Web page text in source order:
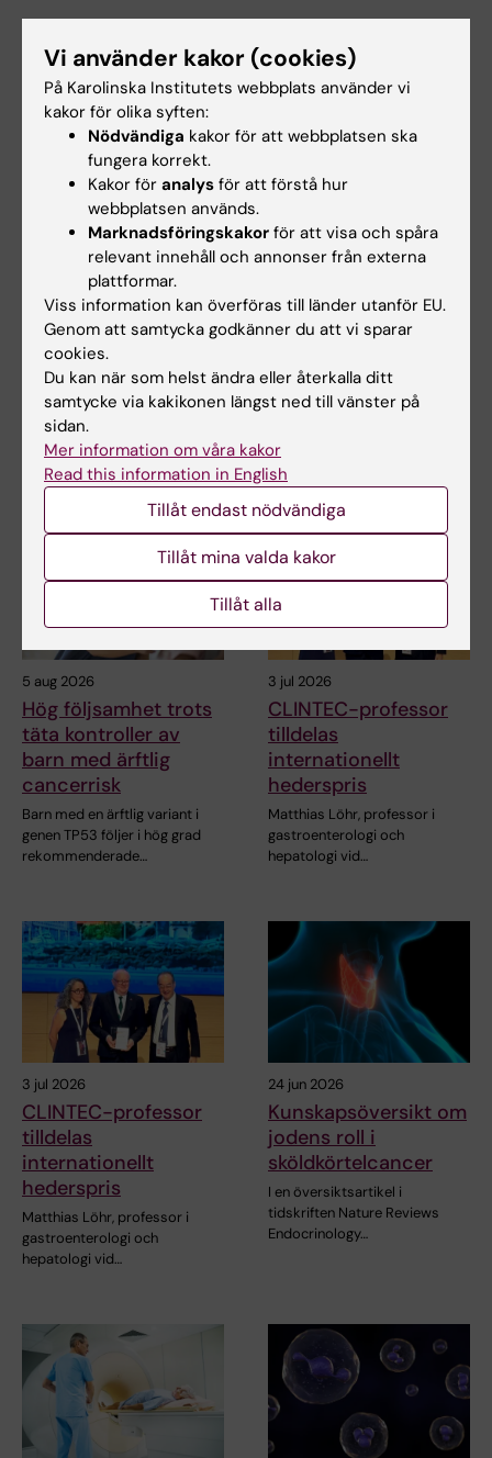
Avhandling
Adverse effects of treatment for rectal cancer
: sexual function, hormones, and bone health
Cancer och onkologi Gastroenterologi
Uppdaterad av:
Lilian Pagrot
2024-09-11
Dela
Relaterade artiklar
5 aug 2026
Hög följsamhet trots
täta kontroller av
barn med ärftlig
cancerrisk
Barn med en ärftlig variant i
genen TP53 följer i hög grad
rekommenderade…
3 jul 2026
CLINTEC-professor
tilldelas
internationellt
hederspris
Matthias Löhr, professor i
gastroenterologi och
hepatologi vid…
3 jul 2026
CLINTEC-professor
tilldelas
internationellt
hederspris
Matthias Löhr, professor i
gastroenterologi och
hepatologi vid…
24 jun 2026
Kunskapsöversikt om
jodens roll i
sköldkörtelcancer
I en översiktsartikel i
tidskriften Nature Reviews
Endocrinology…
Vi använder kakor (cookies)
På Karolinska Institutets webbplats använder vi
kakor för olika syften:
Nödvändiga kakor för att webbplatsen ska
fungera korrekt.
Kakor för analys för att förstå hur
webbplatsen används.
Marknadsföringskakor för att visa och spåra
relevant innehåll och annonser från externa
plattformar.
Viss information kan överföras till länder utanför EU.
Genom att samtycka godkänner du att vi sparar
cookies.
Du kan när som helst ändra eller återkalla ditt
samtycke via kakikonen längst ned till vänster på
sidan.
Mer information om våra kakor
Read this information in English
Tillåt endast nödvändiga
Tillåt mina valda kakor
Tillåt alla